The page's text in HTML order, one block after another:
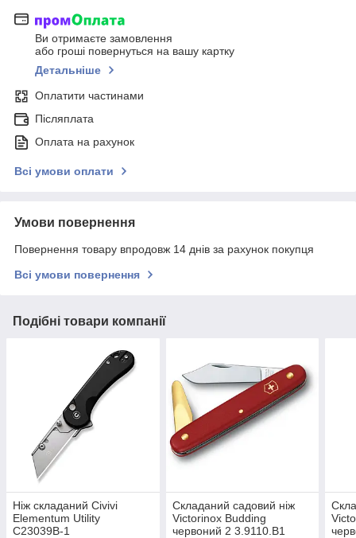
Ви отримаєте замовлення
або гроші повернуться на вашу картку
Детальніше
Оплатити частинами
Післяплата
Оплата на рахунок
Всі умови оплати
Умови повернення
Повернення товару впродовж 14 днів за рахунок покупця
Всі умови повернення
Подібні товари компанії
Ніж складаний Civivi
Elementum Utility
C23039B-1
Складаний садовий ніж
Victorinox Budding
червоний 2 3.9110.B1